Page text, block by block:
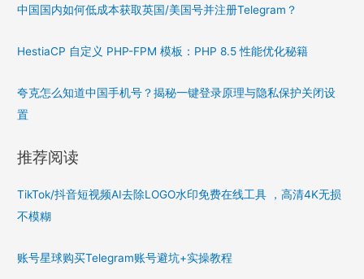
中国国内如何低成本获取英国/美国号并注册Telegram？
HestiaCP 自定义 PHP-FPM 模板：PHP 8.5 性能优化秘籍
夸克怎么知道中国手机号？揭秘一键登录原理与隐私保护关闭设
置
推荐阅读
TikTok/抖音短视频AI去除LOGO水印免费在线工具 ，高清4K无损
不模糊
账号星球购买Telegram账号避坑+实操教程